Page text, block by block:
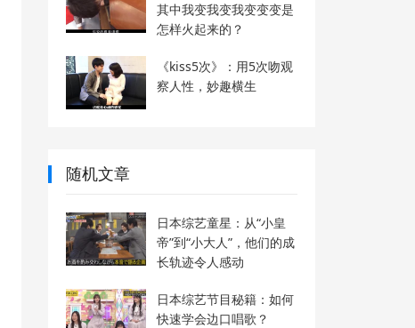
其中我变我变我变变变是
怎样火起来的？
《kiss5次》：用5次吻观
察人性，妙趣横生
随机文章
日本综艺童星：从“小皇
帝”到“小大人”，他们的成
长轨迹令人感动
日本综艺节目秘籍：如何
快速学会边口唱歌？